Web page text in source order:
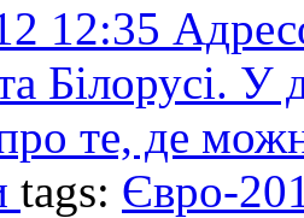
12:35
Білорусі. У
те, де
tags: Євро-